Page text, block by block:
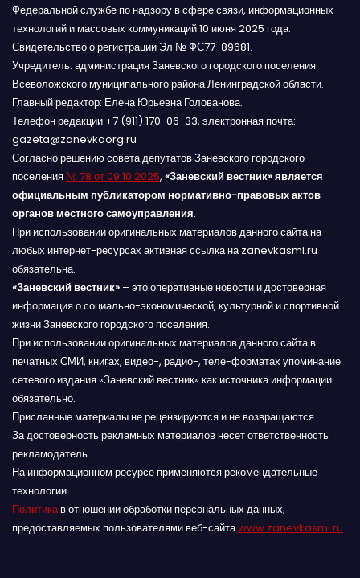
Федеральной службе по надзору в сфере связи, информационных
технологий и массовых коммуникаций 10 июня 2025 года.
Свидетельство о регистрации Эл № ФС77-89681.
Учредитель: администрация Заневского городского поселения
Всеволожского муниципального района Ленинградской области.
Главный редактор: Елена Юрьевна Голованова.
Телефон редакции +7 (911) 170-06-33, электронная почта:
gazeta@zanevkaorg.ru
Согласно решению совета депутатов Заневского городского
поселения № 78 от 09.10.2025, «Заневский вестник» является
официальным публикатором нормативно-правовых актов
органов местного самоуправления.
При использовании оригинальных материалов данного сайта на
любых интернет-ресурсах активная ссылка на zanevkasmi.ru
обязательна.
«Заневский вестник» – это оперативные новости и достоверная
информация о социально-экономической, культурной и спортивной
жизни Заневского городского поселения.
При использовании оригинальных материалов данного сайта в
печатных СМИ, книгах, видео-, радио-, теле-форматах упоминание
сетевого издания «Заневский вестник» как источника информации
обязательно.
Присланные материалы не рецензируются и не возвращаются.
За достоверность рекламных материалов несет ответственность
рекламодатель.
На информационном ресурсе применяются рекомендательные
технологии.
Политикав отношении обработки персональных данных,
предоставляемых пользователями веб-сайтаwww.zanevkasmi.ru